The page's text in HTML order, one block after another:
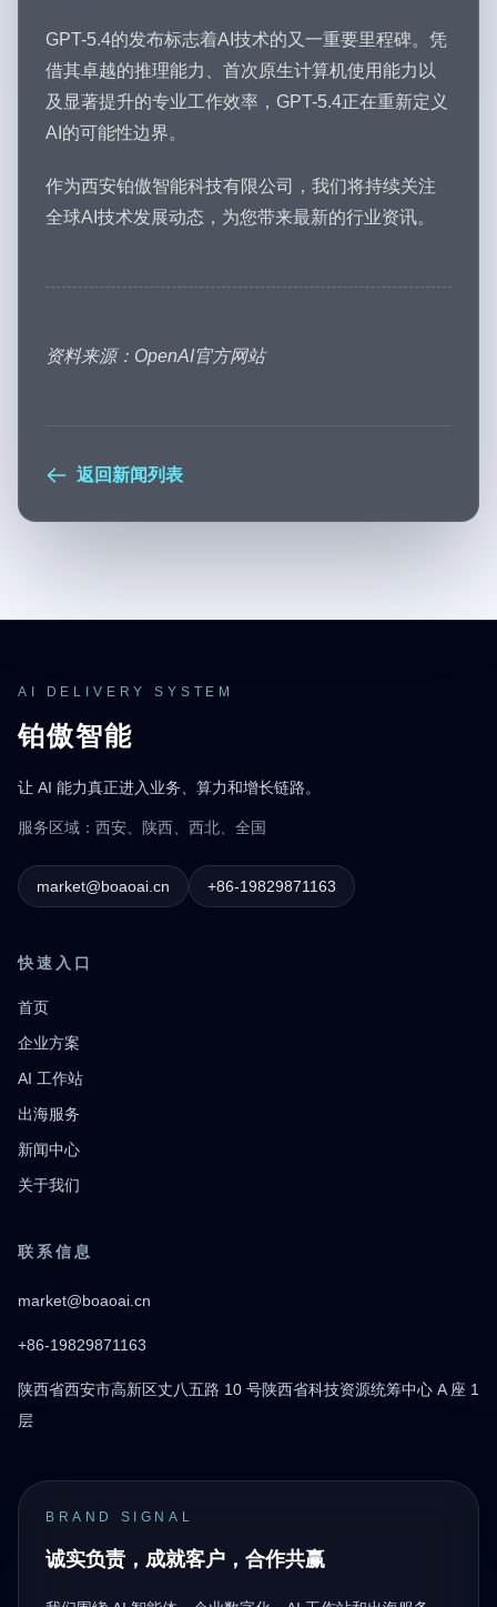
GPT-5.4的发布标志着AI技术的又一重要里程碑。凭
借其卓越的推理能力、首次原生计算机使用能力以
及显著提升的专业工作效率，GPT-5.4正在重新定义
AI的可能性边界。
作为西安铂傲智能科技有限公司，我们将持续关注
全球AI技术发展动态，为您带来最新的行业资讯。
资料来源：OpenAI官方网站
返回新闻列表
AI DELIVERY SYSTEM
铂傲智能
让 AI 能力真正进入业务、算力和增长链路。
服务区域：西安、陕西、西北、全国
market@boaoai.cn +86-19829871163
快速入口
首页
企业方案
AI 工作站
出海服务
新闻中心
关于我们
联系信息
market@boaoai.cn
+86-19829871163
陕西省西安市高新区丈八五路 10 号陕西省科技资源统筹中心 A 座 1
层
BRAND SIGNAL
诚实负责，成就客户，合作共赢